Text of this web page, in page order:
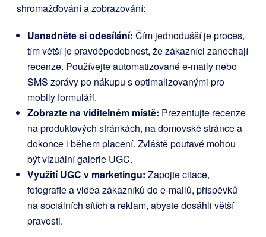
shromažďování a zobrazování:
Usnadněte si odesílání: Čím jednodušší je proces,
tím větší je pravděpodobnost, že zákazníci zanechají
recenze. Používejte automatizované e-maily nebo
SMS zprávy po nákupu s optimalizovanými pro
mobily formuláři.
Zobrazte na viditelném místě: Prezentujte recenze
na produktových stránkách, na domovské stránce a
dokonce i během placení. Zvláště poutavé mohou
být vizuální galerie UGC.
Využití UGC v marketingu: Zapojte citace,
fotografie a videa zákazníků do e-mailů, příspěvků
na sociálních sítích a reklam, abyste dosáhli větší
pravosti.